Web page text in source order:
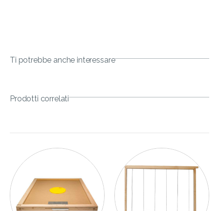
Ti potrebbe anche interessare
Prodotti correlati